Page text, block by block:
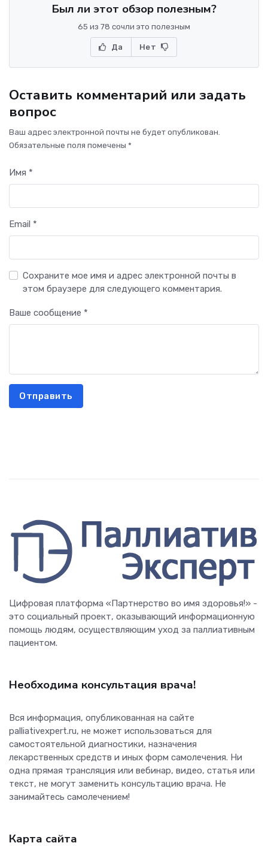
Был ли этот обзор полезным?
65 из 78 сочли это полезным
Да Нет
Оставить комментарий или задать
вопрос
Ваш адрес электронной почты не будет опубликован.
Обязательные поля помечены *
Имя *
Email *
Сохраните мое имя и адрес электронной почты в
этом браузере для следующего комментария.
Ваше сообщение *
Отправить
Цифровая платформа «Партнерство во имя здоровья!» -
это социальный проект, оказывающий информационную
помощь людям, осуществляющим уход за паллиативным
пациентом.
Необходима консультация врача!
Вся информация, опубликованная на сайте
palliativexpert.ru, не может использоваться для
самостоятельной диагностики, назначения
лекарственных средств и иных форм самолечения. Ни
одна прямая трансляция или вебинар, видео, статья или
текст, не могут заменить консультацию врача. Не
занимайтесь самолечением!
Карта сайта